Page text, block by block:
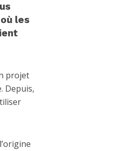
les
projet
Depuis,